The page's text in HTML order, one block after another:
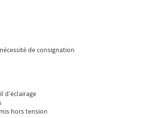
de consignation
d’éclairage
hors tension